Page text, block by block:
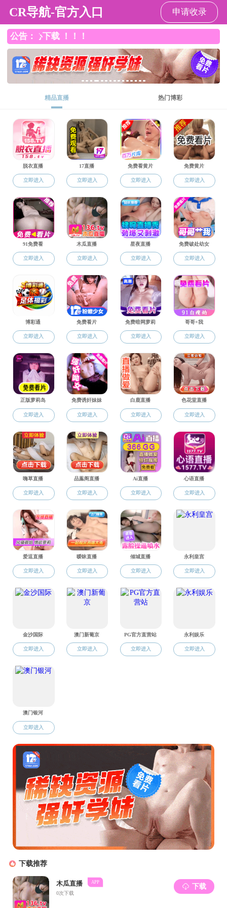
国产主播
网站国产主播 国产主播概况 招生信息
就业信息
国产主播
专题报道
国产主播通知
教办通知
研办通知
招生通知
学办通知
学生天地
就业信息
学术动态
来源：